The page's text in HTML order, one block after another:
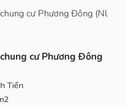
cư Phương Đông
Tiến